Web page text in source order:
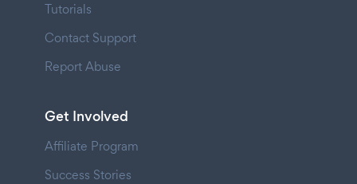
Tutorials
Contact Support
Report Abuse
Get Involved
Affiliate Program
Success Stories